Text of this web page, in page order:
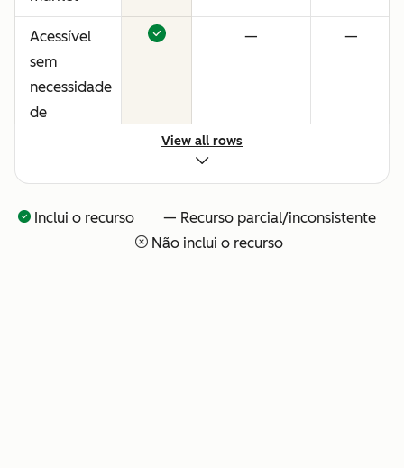
Acessível
sem
necessidade
de
configuração
técnica
— —
—
View all rows
Inclui o recurso — Recurso parcial/inconsistente
Não inclui o recurso